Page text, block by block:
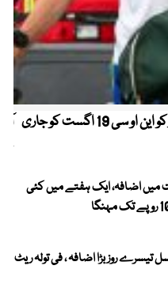
کیریبین پریمیئر لیگ ، قومی کرکٹرز کو این او سی 19 اگست کو جاری
میں اضافہ، ایک ہفتے میں کئی
روز بڑا اضافہ ، فی تولہ ریٹ